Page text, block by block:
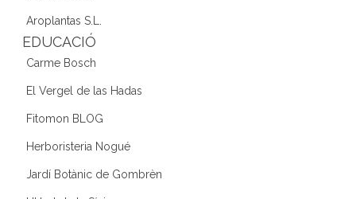
Aroplantas S.L.
EDUCACIÓ
Carme Bosch
El Vergel de las Hadas
Fitomon BLOG
Herboristeria Nogué
Jardí Botànic de Gombrèn